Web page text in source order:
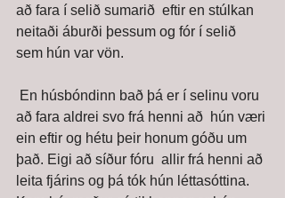
að fara í selið sumarið  eftir en stúlkan
neitaði áburði þessum og fór í selið
sem hún var vön.
að fara aldrei svo frá henni að  hún væri
ein eftir og hétu þeir honum góðu um
það. Eigi að síður fóru  allir frá henni að
leita fjárins og þá tók hún léttasóttina.